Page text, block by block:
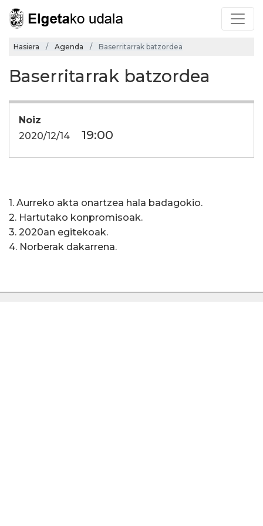
Hasiera Agenda Baserritarrak batzordea
Baserritarrak batzordea
Noiz
2020/12/14
19:00
1. Aurreko akta onartzea hala badagokio.
2. Hartutako konpromisoak.
3. 2020an egitekoak.
4. Norberak dakarrena.